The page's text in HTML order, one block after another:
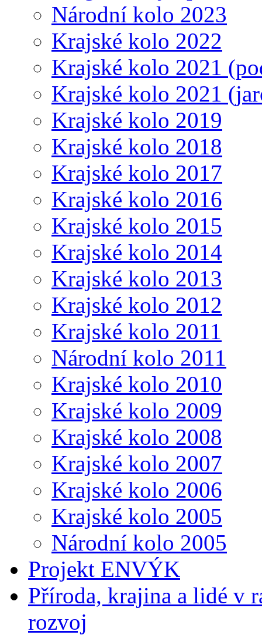
Národní kolo 2023
Krajské kolo 2022
Krajské kolo 2021
Krajské kolo 2021
Krajské kolo 2019
Krajské kolo 2018
Krajské kolo 2017
Krajské kolo 2016
Krajské kolo 2015
Krajské kolo 2014
Krajské kolo 2013
Krajské kolo 2012
Krajské kolo 2011
Národní kolo 2011
Krajské kolo 2010
Krajské kolo 2009
Krajské kolo 2008
Krajské kolo 2007
Krajské kolo 2006
Krajské kolo 2005
Národní kolo 2005
Projekt ENVÝK
Příroda, krajina a lidé v
rozvoj